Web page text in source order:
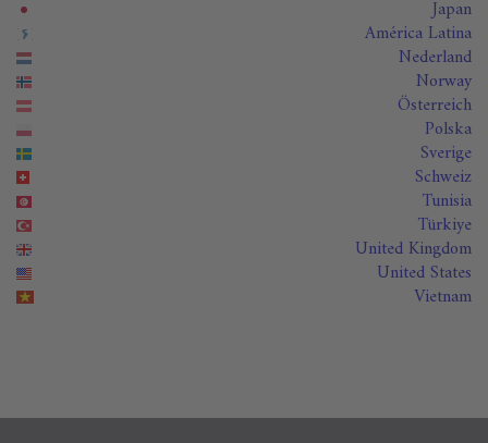
Japan
América Latina
Nederland
Norway
Österreich
Polska
Sverige
Schweiz
Tunisia
Türkiye
United Kingdom
United States
Vietnam